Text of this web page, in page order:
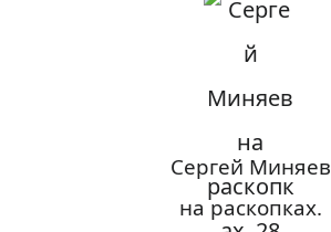
Сергей Миняев
на раскопках.